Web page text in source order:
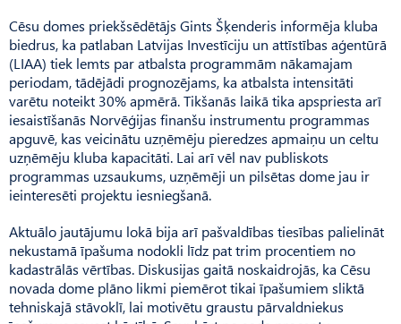
Cēsu domes priekšsēdētājs Gints Šķenderis informēja kluba
biedrus, ka patlaban Latvijas Investīciju un attīstības aģentūrā
(LIAA) tiek lemts par atbalsta programmām nākamajam
periodam, tādējādi prognozējams, ka atbalsta intensitāti
varētu noteikt 30% apmērā. Tikšanās laikā tika apspriesta arī
iesaistīšanās Norvēģijas finanšu instrumentu programmas
apguvē, kas veicinātu uzņēmēju pieredzes apmaiņu un celtu
uzņēmēju kluba kapacitāti. Lai arī vēl nav publiskots
programmas uzsaukums, uzņēmēji un pilsētas dome jau ir
ieinteresēti projektu iesniegšanā.
Aktuālo jautājumu lokā bija arī pašvaldības tiesības palielināt
nekustamā īpašuma nodokli līdz pat trim procentiem no
kadastrālās vērtības. Diskusijas gaitā noskaidrojās, ka Cēsu
novada dome plāno likmi piemērot tikai īpašumiem sliktā
tehniskajā stāvoklī, lai motivētu graustu pārvaldniekus